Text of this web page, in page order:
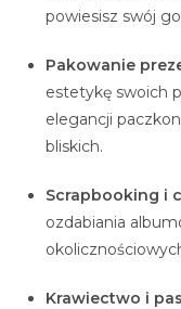
powiesisz swój
Pakowanie
estetykę swoich
elegancji
bliskich.
Scrapbooking i
ozdabiania
Krawiectwo i